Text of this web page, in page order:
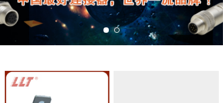
新闻中心
光伏新能源连接器